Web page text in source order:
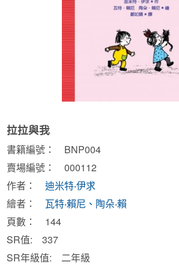
拉拉與我
書籍編號： BNP004
賣場編號： 000112
作者：迪米特‧伊求
繪者： 瓦特‧賴尼、陶朵‧賴
頁數： 144
SR值: 337
SR年級值: 二年級